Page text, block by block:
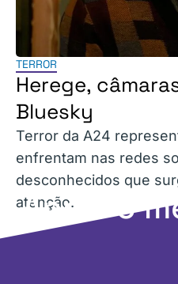
TERROR
Herege,
Bluesky
Terror da A24
enfrentam nas redes
desconhecidos que
atenção.
Apoie o